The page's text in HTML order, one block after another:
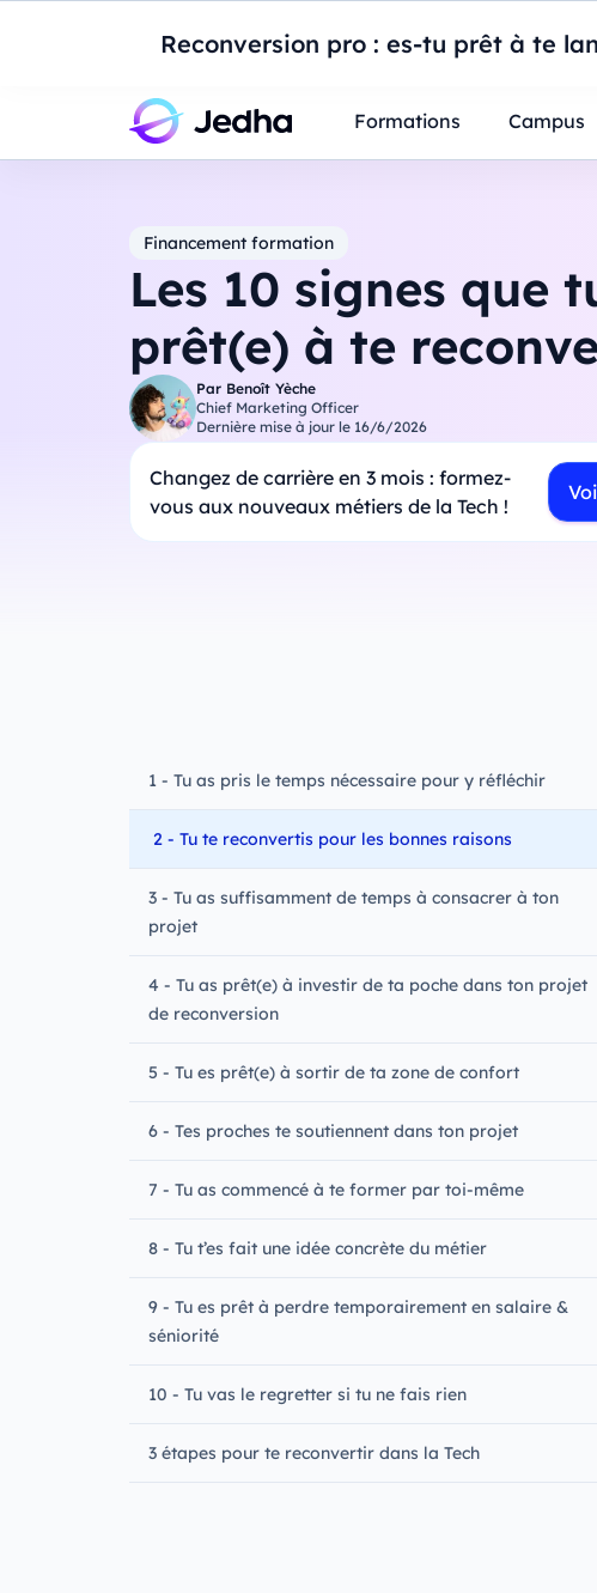
Reconversion pro : es-tu prêt à te
Introduction à Power
Étudiants Parents
Formations Campus
Financement formation
Les 10 signes que
prêt(e) à te
Par Benoît Yèche
Chief Marketing Officer
Dernière mise à jour le 16/6/2026
Changez de carrière en 3 mois : formez-
vous aux nouveaux métiers de la Tech !
1 - Tu as pris le temps nécessaire pour y réfléchir
2 - Tu te reconvertis pour les bonnes raisons
3 - Tu as suffisamment de temps à consacrer à ton
projet
4 - Tu as prêt(e) à investir de ta poche dans ton projet
de reconversion
5 - Tu es prêt(e) à sortir de ta zone de confort
6 - Tes proches te soutiennent dans ton projet
7 - Tu as commencé à te former par toi-même
8 - Tu t’es fait une idée concrète du métier
9 - Tu es prêt à perdre temporairement en salaire &
séniorité
10 - Tu vas le regretter si tu ne fais rien
3 étapes pour te reconvertir dans la Tech